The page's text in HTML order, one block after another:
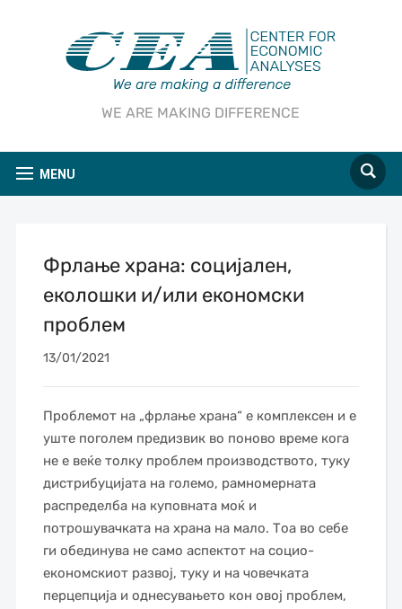
WE ARE MAKING DIFFERENCE
MENU
Фрлање храна: социјален,
еколошки и/или економски
проблем
13/01/2021
Проблемот на „фрлање храна“ е комплексен и е
уште поголем предизвик во поново време кога
не е веќе толку проблем производството, туку
дистрибуцијата на големо, рамномерната
распределба на куповната моќ и
потрошувачката на храна на мало. Тоа во себе
ги обединува не само аспектот на социо-
економскиот развој, туку и на човечката
перцепција и однесувањето кон овој проблем,